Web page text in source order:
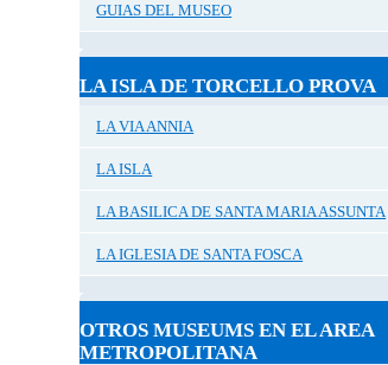
GUIAS DEL MUSEO
LA ISLA DE TORCELLO PROVA
LA VIA ANNIA
LA ISLA
LA BASILICA DE SANTA MARIA ASSUNTA
LA IGLESIA DE SANTA FOSCA
OTROS MUSEUMS EN EL AREA
METROPOLITANA